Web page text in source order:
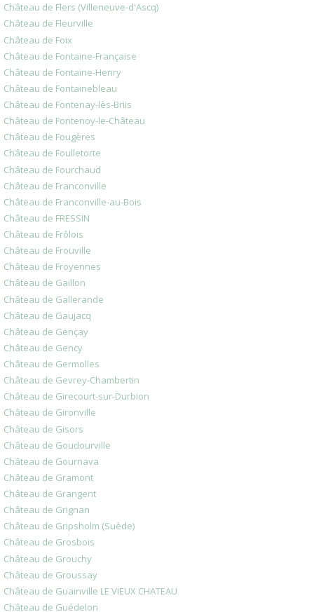
Château de Flers (Villeneuve-d'Ascq)
Château de Fleurville
Château de Foix
Château de Fontaine-Française
Château de Fontaine-Henry
Château de Fontainebleau
Château de Fontenay-lès-Briis
Château de Fontenoy-le-Château
Château de Fougères
Château de Foulletorte
Château de Fourchaud
Château de Franconville
Château de Franconville-au-Bois
Château de FRESSIN
Château de Frôlois
Château de Frouville
Château de Froyennes
Château de Gaillon
Château de Gallerande
Château de Gaujacq
Château de Gençay
Château de Gency
Château de Germolles
Château de Gevrey-Chambertin
Château de Girecourt-sur-Durbion
Château de Gironville
Château de Gisors
Château de Goudourville
Château de Gournava
Château de Gramont
Château de Grangent
Château de Grignan
Château de Gripsholm (Suède)
Château de Grosbois
Château de Grouchy
Château de Groussay
Château de Guainville LE VIEUX CHATEAU
Château de Guédelon